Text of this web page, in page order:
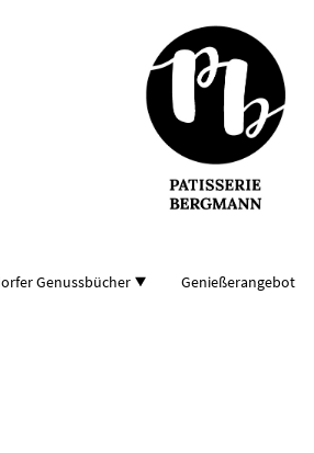
Genussbücher Genießerangebot